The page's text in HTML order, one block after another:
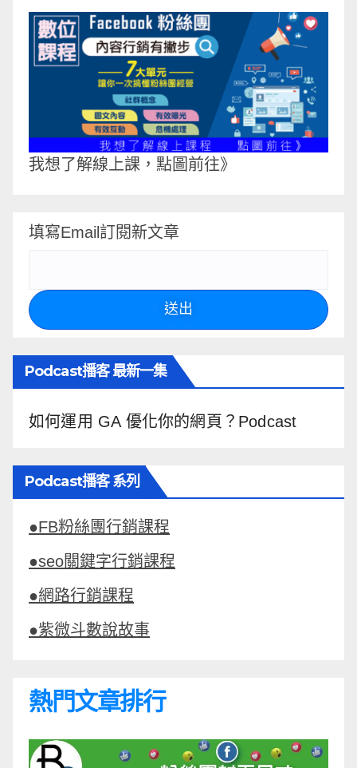
我想了解線上課，點圖前往》
填寫Email訂閱新文章
送出
Podcast播客 最新一集
如何運用 GA 優化你的網頁？Podcast
Podcast播客 系列
●FB粉絲團行銷課程
●seo關鍵字行銷課程
●網路行銷課程
●紫微斗數說故事
熱門文章排行